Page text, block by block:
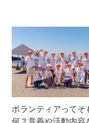
ボランティアってそ